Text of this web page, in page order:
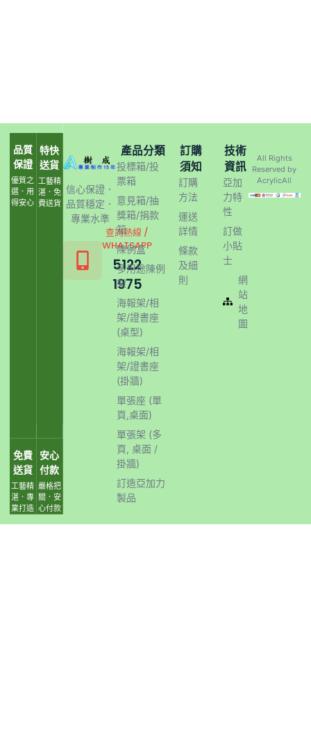
品質
保證
優質之
選．用
得安心
特快
送貨
工藝精
湛．免
費送貨
免費
送貨
工藝精
湛．專
業打造
安心
付款
嚴格把
關．安
心付款
信心保證．
品質穩定．
專業水準
查詢熱線 /
WHATSAPP
5122
1975
產品分類
投標箱/投
票箱
意見箱/抽
獎箱/捐款
箱
陳例盒
多用途陳例
架
海報架/相
架/證書座
(桌型)
海報架/相
架/證書座
(掛牆)
單張座 (單
頁,桌面)
單張架 (多
頁, 桌面 /
掛牆)
訂造亞加力
製品
訂購
須知
訂購
方法
運送
詳情
條款
及細
則
技術
資訊
亞加
力特
性
訂做
小貼
士
網
站
地
圖
All Rights
Reserved by
AcrylicAll